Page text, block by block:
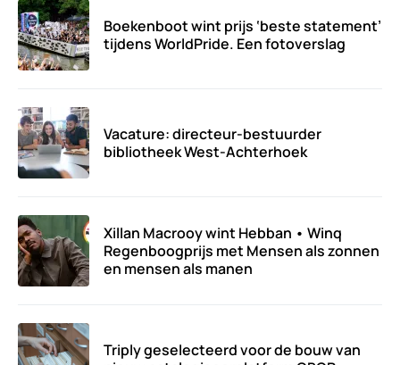
Boekenboot wint prijs ‘beste statement’
tijdens WorldPride. Een fotoverslag
Vacature: directeur-bestuurder
bibliotheek West-Achterhoek
Xillan Macrooy wint Hebban • Winq
Regenboogprijs met Mensen als zonnen
en mensen als manen
Triply geselecteerd voor de bouw van